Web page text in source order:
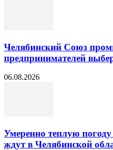
Челябинский Союз
предпринимателей
06.08.2026
Умеренно теплую
ждут в Челябинской